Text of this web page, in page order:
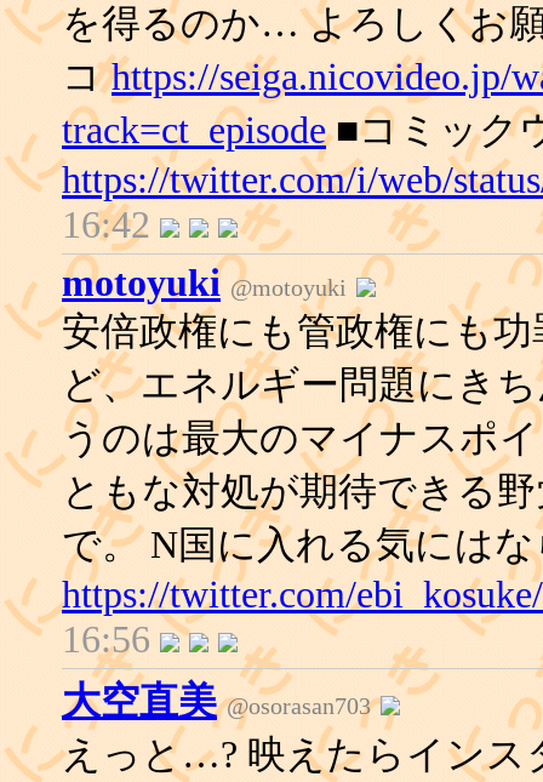
を得るのか… よろしくお
コhttps://seiga.nicovideo.jp/
track=ct_episode■コミック
https://twitter.com/i/web/
16:42
motoyuki @motoyuki
安倍政権にも管政権にも
ど、エネルギー問題にき
うのは最大のマイナスポ
ともな対処が期待できる
で。 N国に入れる気には
https://twitter.com/
16:56
大空直美 @osorasan703
えっと…? 映えたらインス